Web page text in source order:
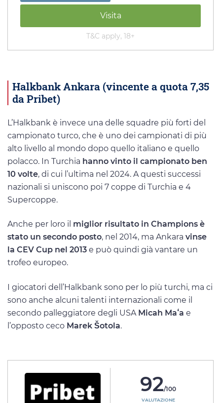
Visita
T&C apply, 18+
Halkbank Ankara (vincente a quota 7,35
da Pribet)
L’Halkbank è invece una delle squadre più forti del
campionato turco, che è uno dei campionati di più
alto livello al mondo dopo quello italiano e quello
polacco. In Turchia hanno vinto il campionato ben
10 volte, di cui l’ultima nel 2024. A questi successi
nazionali si uniscono poi 7 coppe di Turchia e 4
Supercoppe.
Anche per loro il miglior risultato in Champions è
stato un secondo posto, nel 2014, ma Ankara vinse
la CEV Cup nel 2013 e può quindi già vantare un
trofeo europeo.
I giocatori dell’Halkbank sono per lo più turchi, ma ci
sono anche alcuni talenti internazionali come il
secondo palleggiatore degli USA Micah Maʻa e
l’opposto ceco Marek Šotola.
92/100
VALUTAZIONE